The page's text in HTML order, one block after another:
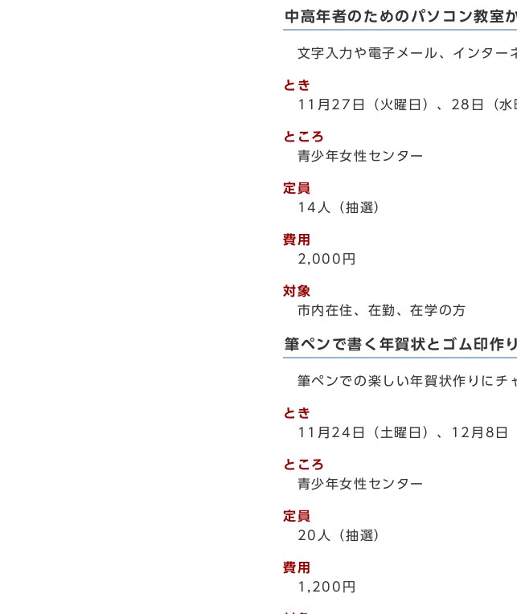
中高年者のためのパソコン教室
文字入力や電子メール、インター
とき
11月27日（火曜日）、28日（
ところ
青少年女性センター
定員
14人（抽選）
費用
2,000円
対象
市内在住、在勤、在学の方
筆ペンで書く年賀状とゴム印作り
筆ペンでの楽しい年賀状作りにチ
とき
11月24日（土曜日）、12月8日
ところ
青少年女性センター
定員
20人（抽選）
費用
1,200円